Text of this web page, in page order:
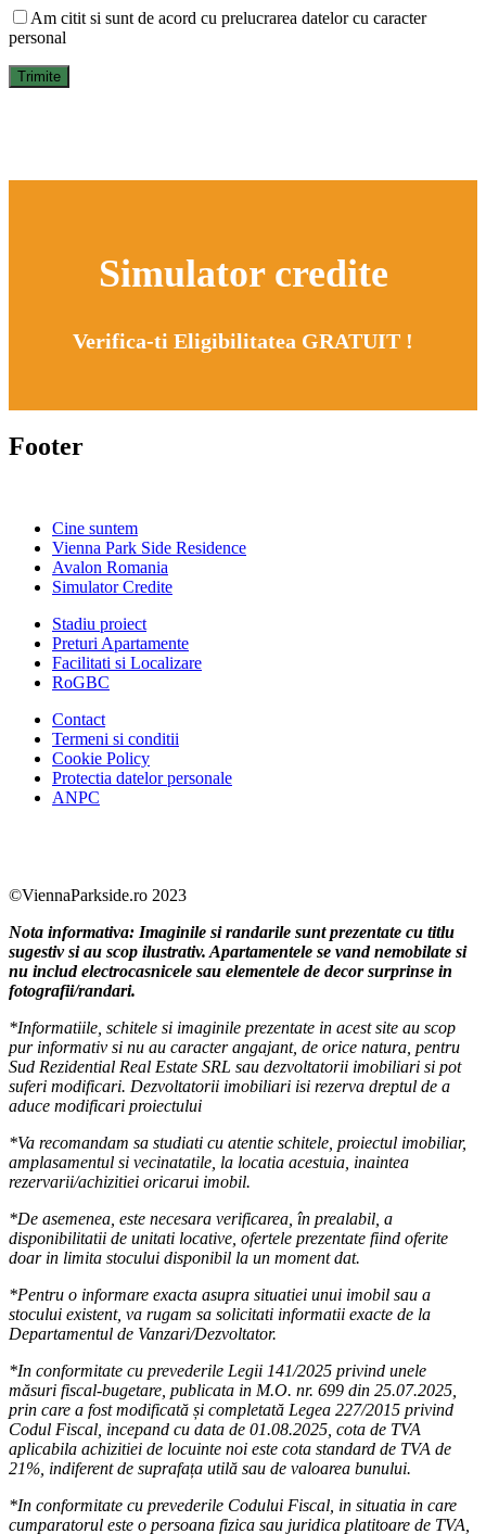
Am citit si sunt de acord cu prelucrarea datelor cu caracter
personal
Simulator credite
Verifica-ti Eligibilitatea GRATUIT !
Footer
Cine suntem
Vienna Park Side Residence
Avalon Romania
Simulator Credite
Stadiu proiect
Preturi Apartamente
Facilitati si Localizare
RoGBC
Contact
Termeni si conditii
Cookie Policy
Protectia datelor personale
ANPC
©ViennaParkside.ro 2023
Nota informativa: Imaginile si randarile sunt prezentate cu titlu
sugestiv si au scop ilustrativ. Apartamentele se vand nemobilate si
nu includ electrocasnicele sau elementele de decor surprinse in
fotografii/randari.
*Informatiile, schitele si imaginile prezentate in acest site au scop
pur informativ si nu au caracter angajant, de orice natura, pentru
Sud Rezidential Real Estate SRL sau dezvoltatorii imobiliari si pot
suferi modificari. Dezvoltatorii imobiliari isi rezerva dreptul de a
aduce modificari proiectului
*Va recomandam sa studiati cu atentie schitele, proiectul imobiliar,
amplasamentul si vecinatatile, la locatia acestuia, inaintea
rezervarii/achizitiei oricarui imobil.
*De asemenea, este necesara verificarea, în prealabil, a
disponibilitatii de unitati locative, ofertele prezentate fiind oferite
doar in limita stocului disponibil la un moment dat.
*Pentru o informare exacta asupra situatiei unui imobil sau a
stocului existent, va rugam sa solicitati informatii exacte de la
Departamentul de Vanzari/Dezvoltator.
*In conformitate cu prevederile Legii 141/2025 privind unele
măsuri fiscal-bugetare, publicata in M.O. nr. 699 din 25.07.2025,
prin care a fost modificată și completată Legea 227/2015 privind
Codul Fiscal, incepand cu data de 01.08.2025, cota de TVA
aplicabila achizitiei de locuinte noi este cota standard de TVA de
21%, indiferent de suprafața utilă sau de valoarea bunului.
*In conformitate cu prevederile Codului Fiscal, in situatia in care
cumparatorul este o persoana fizica sau juridica platitoare de TVA,